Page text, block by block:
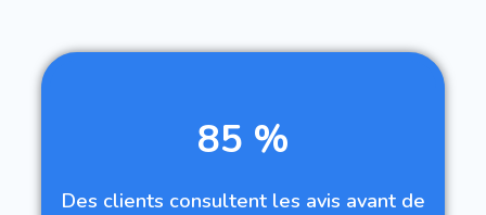
85 %
Des clients consultent les avis avant de